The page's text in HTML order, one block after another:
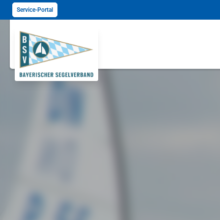
Service-Portal